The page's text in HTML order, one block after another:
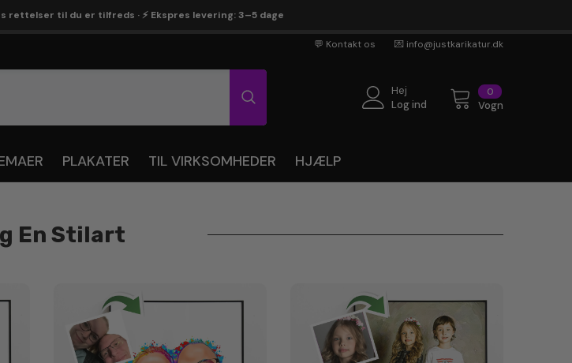
rettelser til du er tilfreds · ⚡ Ekspres levering: 3–5 dage
💬 Kontakt os 💌 info@justkarikatur.dk
00
genstande
Vogn
Hej
Log ind
PLAKATER TIL VIRKSOMHEDER HJÆLP
En Stilart